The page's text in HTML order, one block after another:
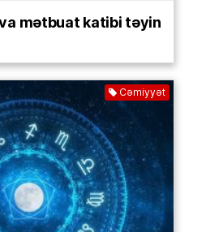
mətbuat katibi təyin
Cəmiyyət